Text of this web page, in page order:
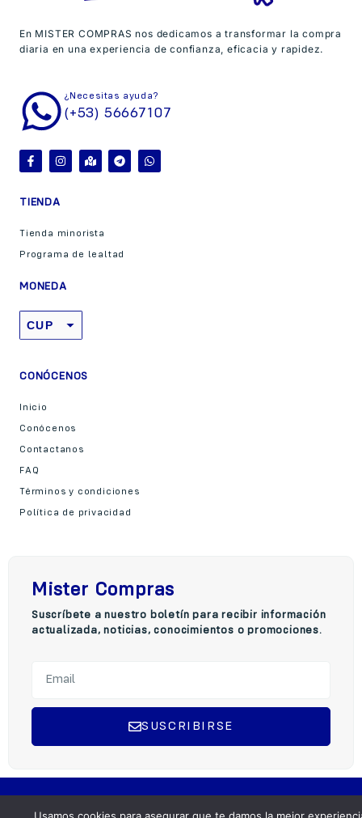
En MISTER COMPRAS nos dedicamos a transformar la compra
diaria en una experiencia de confianza, eficacia y rapidez.
¿Necesitas ayuda?
(+53) 56667107
TIENDA
Tienda minorista
Programa de lealtad
MONEDA
CUP
CONÓCENOS
Inicio
Conócenos
Contactanos
FAQ
Términos y condiciones
Política de privacidad
Mister Compras
Suscríbete a nuestro boletín para recibir información
actualizada, noticias, conocimientos o promociones.
SUSCRIBIRSE